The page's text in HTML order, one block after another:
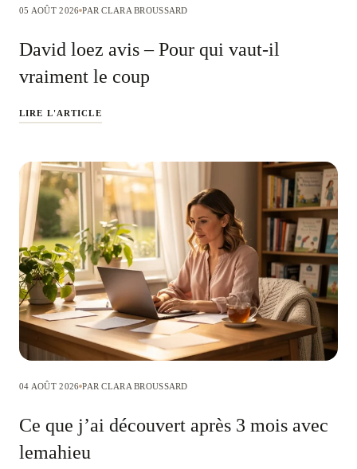
05 AOÛT 2026 PAR CLARA BROUSSARD
David loez avis – Pour qui vaut-il
vraiment le coup
LIRE L'ARTICLE
04 AOÛT 2026 PAR CLARA BROUSSARD
Ce que j’ai découvert après 3 mois avec
lemahieu